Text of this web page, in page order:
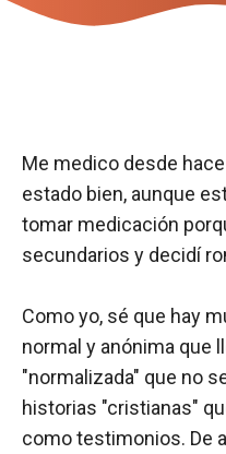
Me medico desde
estado bien, aunque
tomar medicación
secundarios y decidí
Como yo, sé que hay
normal y anónima que
"normalizada" que no
historias "cristianas"
como testimonios. De